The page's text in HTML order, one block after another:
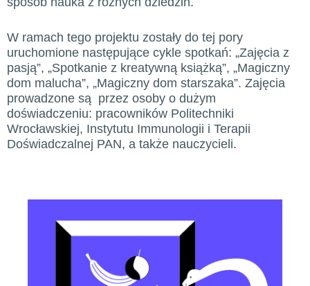
W ramach tego projektu zostały do tej pory
uruchomione następujące cykle spotkań: „Zajęcia z
pasją”, „Spotkanie z kreatywną książką”, „Magiczny
dom malucha”, „Magiczny dom starszaka”. Zajęcia
prowadzone są przez osoby o dużym
doświadczeniu: pracowników Politechniki
Wrocławskiej, Instytutu Immunologii i Terapii
Doświadczalnej PAN, a także nauczycieli.